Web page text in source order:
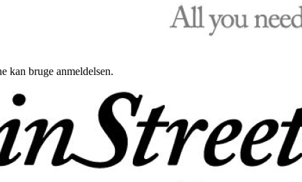
kan bruge anmeldelsen.